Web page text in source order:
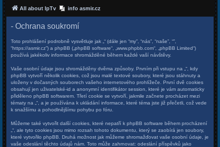
All about IpTv info asmir.cz
- Ochrana soukromí
Toto prohlášení podrobně vysvětluje jak „“ (dále jen “my”, “nás”, “naše”, “”,
“https://asmir.cz”) a phpBB („phpBB software“, „www.phpbb.com“, „phpBB Limited“)
používá jakékoliv informace shromážděné během každé vaší návštěvy.
Vaše osobní údaje jsou shromážděny dvěma způsoby. Prvním při vstupu na „“, kdy
phpBB vytvoří několik cookies, což jsou malé textové soubory, které jsou stáhnuty a
uloženy v dočasných souborech vašeho internetového prohlížeče. První dvě cookies
obsahují jen uživatelské-id a anonymní identifikátor session, které je vám automaticky
přiděleno phpBB softwarem. Třetí cookie se vytvoří, jakmile začnete procházet mezi
tématy na „“, a je používána k ukládání informace, které téma jste již přečetli, což vede
k snažšímu a pohodlnějšímu pohybu po fóru.
Můžeme také vytvořit další cookies, které nepatří k phpBB software během procházení
„“, ale tyto cookies jsou mimo rozsah tohoto dokumentu, který se zaobírá jen soubory,
které vytvořilo phpBB. Druhá možnost jak můžeme shromažďovat vaše osobní údaje, je
vaše odeslání těchto údajů nám. Toto může zahrnovat: odeslání příspěvků jako